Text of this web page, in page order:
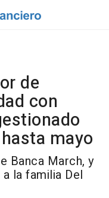
de
con
mayo
Banca March, y
la familia Del